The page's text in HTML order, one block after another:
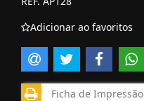
Adicionar ao favoritos
Ficha de Impressão